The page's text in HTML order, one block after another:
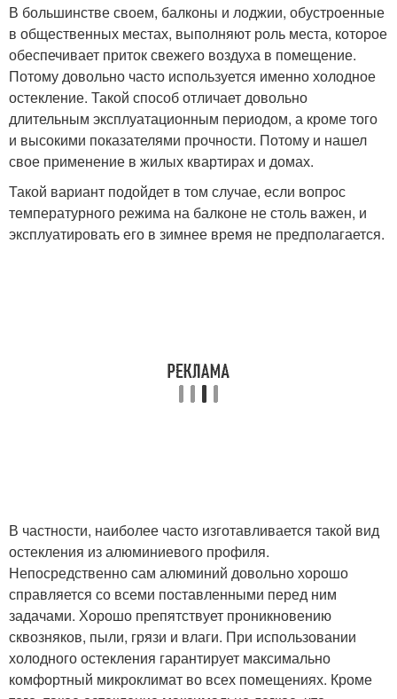
В большинстве своем, балконы и лоджии, обустроенные
в общественных местах, выполняют роль места, которое
обеспечивает приток свежего воздуха в помещение.
Потому довольно часто используется именно холодное
остекление. Такой способ отличает довольно
длительным эксплуатационным периодом, а кроме того
и высокими показателями прочности. Потому и нашел
свое применение в жилых квартирах и домах.
Такой вариант подойдет в том случае, если вопрос
температурного режима на балконе не столь важен, и
эксплуатировать его в зимнее время не предполагается.
В частности, наиболее часто изготавливается такой вид
остекления из алюминиевого профиля.
Непосредственно сам алюминий довольно хорошо
справляется со всеми поставленными перед ним
задачами. Хорошо препятствует проникновению
сквозняков, пыли, грязи и влаги. При использовании
холодного остекления гарантирует максимально
комфортный микроклимат во всех помещениях. Кроме